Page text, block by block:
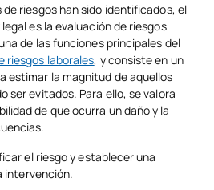
riesgos han sido identificados, el
es la evaluación de riesgos
de las funciones principales del
riesgos laborales, y consiste en un
estimar la magnitud de aquellos
ser evitados. Para ello, se valora
de que ocurra un daño y la
el riesgo y establecer una
intervención.